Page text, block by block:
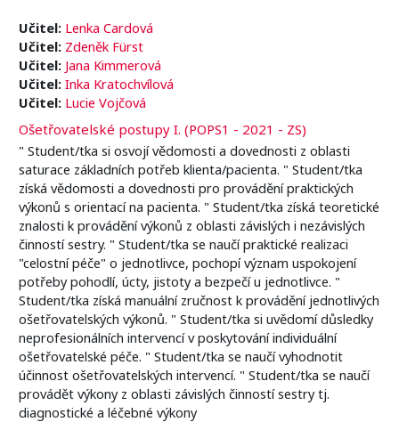
Učitel: Lenka Cardová
Učitel: Zdeněk Fürst
Učitel: Jana Kimmerová
Učitel: Inka Kratochvílová
Učitel: Lucie Vojčová
Ošetřovatelské postupy I. (POPS1 - 2021 - ZS)
" Student/tka si osvojí vědomosti a dovednosti z oblasti
saturace základních potřeb klienta/pacienta. " Student/tka
získá vědomosti a dovednosti pro provádění praktických
výkonů s orientací na pacienta. " Student/tka získá teoretické
znalosti k provádění výkonů z oblasti závislých i nezávislých
činností sestry. " Student/tka se naučí praktické realizaci
"celostní péče" o jednotlivce, pochopí význam uspokojení
potřeby pohodlí, úcty, jistoty a bezpečí u jednotlivce. "
Student/tka získá manuální zručnost k provádění jednotlivých
ošetřovatelských výkonů. " Student/tka si uvědomí důsledky
neprofesionálních intervencí v poskytování individuální
ošetřovatelské péče. " Student/tka se naučí vyhodnotit
účinnost ošetřovatelských intervencí. " Student/tka se naučí
provádět výkony z oblasti závislých činností sestry tj.
diagnostické a léčebné výkony